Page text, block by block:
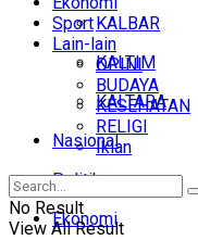
KALBAR
KALTIM
KALTARA
Nasional
Politik
Ekonomi
Sport
Lain-lain
OPINI
BUDAYA
KESEHATAN
RELIGI
Iklan
No Result
View All Result